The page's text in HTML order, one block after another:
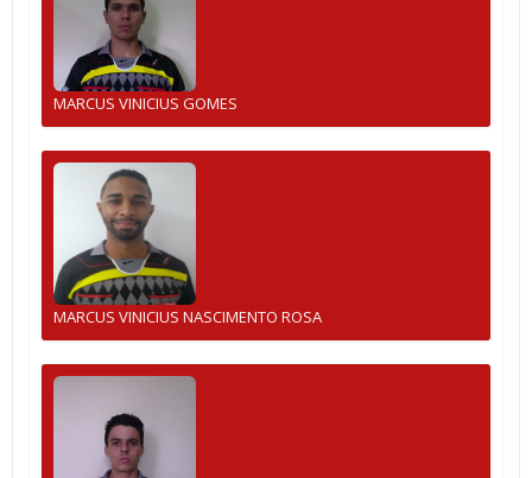
MARCUS VINICIUS GOMES
MARCUS VINICIUS NASCIMENTO ROSA